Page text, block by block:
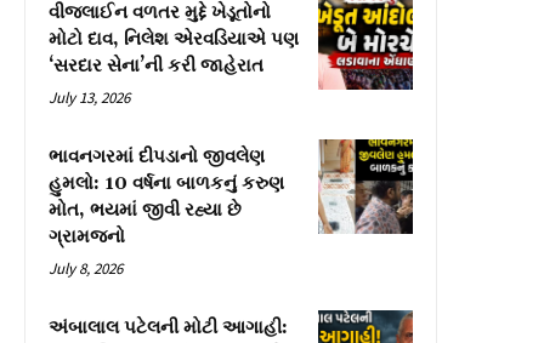
વીજલાઈન વળતર મુદ્દે ખેડૂતોનો
મોટો દાવ, નિલેશ એરવડિયાએ પણ
‘સરદાર સેના’ની કરી જાહેરાત
July 13, 2026
ભાવનગરમાં દીપડાનો જીવલેણ
હુમલો: 10 વર્ષના બાળકનું કરુણ
મોત, ભયમાં જીવી રહ્યા છે
ગ્રામજનો
July 8, 2026
અંબાલાલ પટેલની મોટી આગાહી: